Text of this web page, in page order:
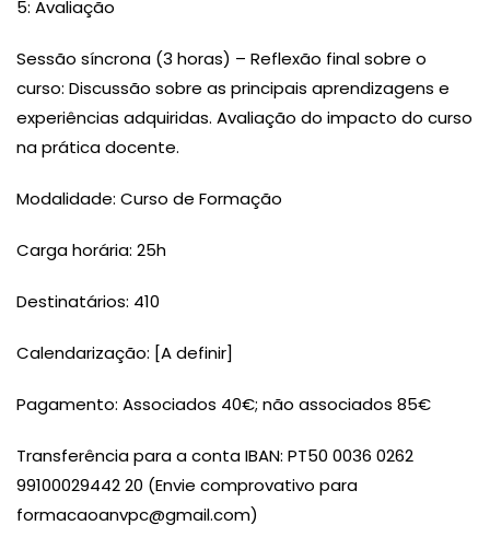
5: Avaliação
Sessão síncrona (3 horas) – Reflexão final sobre o
curso: Discussão sobre as principais aprendizagens e
experiências adquiridas. Avaliação do impacto do curso
na prática docente.
Modalidade: Curso de Formação
Carga horária: 25h
Destinatários: 410
Calendarização: [A definir]
Pagamento: Associados 40€; não associados 85€
Transferência para a conta IBAN: PT50 0036 0262
99100029442 20 (Envie comprovativo para
formacaoanvpc@gmail.com)